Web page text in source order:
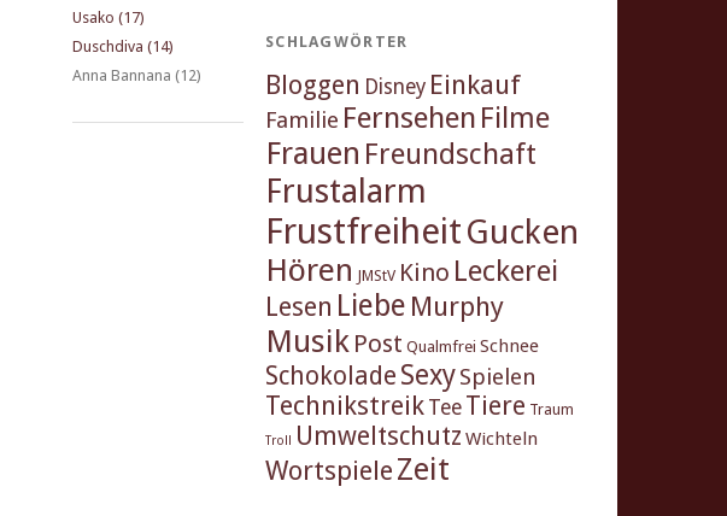
Usako (17)
Duschdiva (14)
Anna Bannana (12)
SCHLAGWÖRTER
Bloggen Disney Einkauf
Familie Fernsehen Filme
Frauen Freundschaft
Frustalarm
FrustfreiheitGucken
Hören JMStV Kino Leckerei
Lesen Liebe Murphy
Musik Post Qualmfrei Schnee
Schokolade SexySpielen
Technikstreik Tee Tiere Traum
Troll Umweltschutz Wichteln
Wortspiele Zeit